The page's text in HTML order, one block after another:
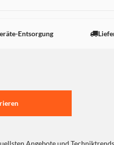
Entsorgung
Angebote und